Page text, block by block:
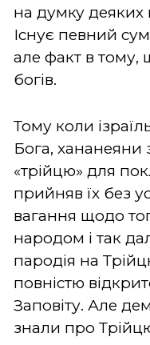
на думку
Існує певний
але факт в
богів.
Тому коли
Бога,
«трійцю» для
прийняв їх без
вагання щодо
народом і так
пародія на
повністю
Заповіту. Але
знали про